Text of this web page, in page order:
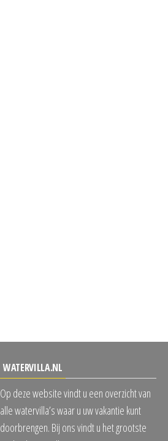
WATERVILLA.NL
Op deze website vindt u een overzicht van
alle watervilla’s waar u uw vakantie kunt
doorbrengen. Bij ons vindt u het grootste